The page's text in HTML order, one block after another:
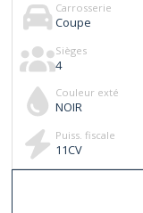
Carrosserie
Coupe
Sièges
4
Couleur exté
NOIR
Puiss. fiscale
11CV